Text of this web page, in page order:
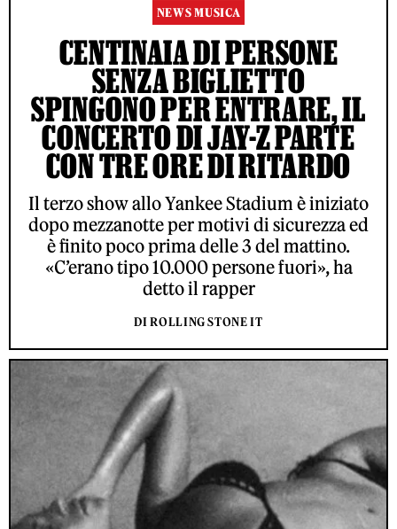
NEWS MUSICA
CENTINAIA DI PERSONE
SENZA BIGLIETTO
SPINGONO PER ENTRARE, IL
CONCERTO DI JAY-Z PARTE
CON TRE ORE DI RITARDO
Il terzo show allo Yankee Stadium è iniziato
dopo mezzanotte per motivi di sicurezza ed
è finito poco prima delle 3 del mattino.
«C’erano tipo 10.000 persone fuori», ha
detto il rapper
DI ROLLING STONE IT